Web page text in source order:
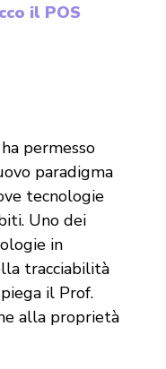
il POS
permesso
paradigma
tecnologie
Uno dei
in
tracciabilità
il Prof.
alla proprietà